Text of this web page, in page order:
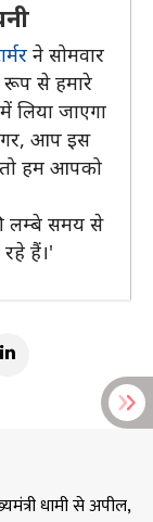
ने सोमवार
से हमारे
लिया जाएगा
आप इस
हम आपको
लम्बे समय से
रहे हैं।'
धामी से अपील,